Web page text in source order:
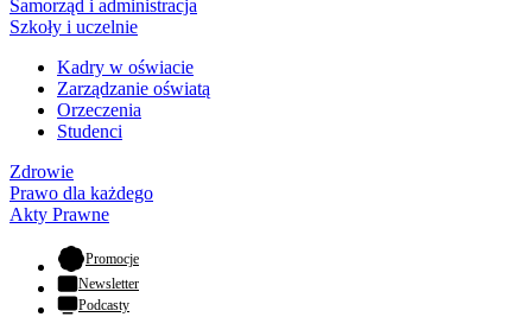
Samorząd i administracja
Szkoły i uczelnie
Kadry w oświacie
Zarządzanie oświatą
Orzeczenia
Studenci
Zdrowie
Prawo dla każdego
Akty Prawne
Promocje- otwiera się w nowej karcie
Newsletter
Podcasty